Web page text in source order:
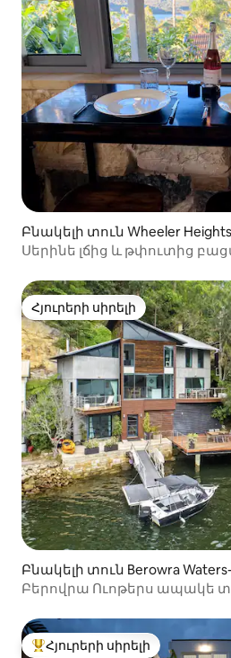
Բնակելի տուն Wheeler
Սերինե լճից և թփուտից
Հյուրերի սիրելի
Հյուրերի սիրելի
Բնակելի տուն Berowra
Բերովրա Ուոթերս ապակե
Հյուրերի սիրելի լավագույն
Հյուրերի սիրելի